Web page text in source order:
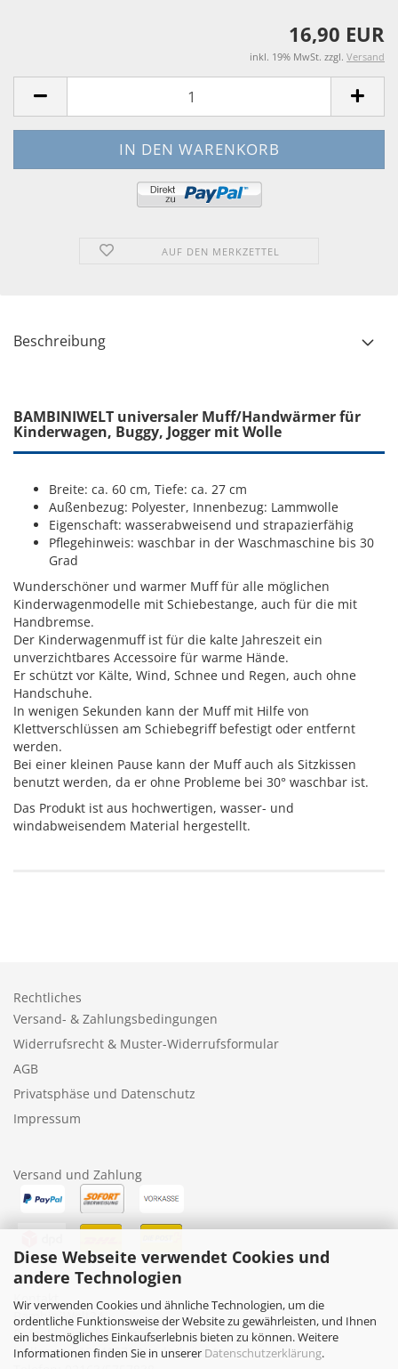
Diese Webseite verwendet Cookies und
andere Technologien
Wir verwenden Cookies und ähnliche Technologien, um die
ordentliche Funktionsweise der Website zu gewährleisten, und Ihnen
ein bestmögliches Einkaufserlebnis bieten zu können. Weitere
Informationen finden Sie in unserer Datenschutzerklärung.
16,90 EUR
inkl. 19% MwSt. zzgl. Versand
AUF DEN MERKZETTEL
Beschreibung
BAMBINIWELT universaler Muff/Handwärmer für
Kinderwagen, Buggy, Jogger mit Wolle
Breite: ca. 60 cm, Tiefe: ca. 27 cm
Außenbezug: Polyester, Innenbezug: Lammwolle
Eigenschaft: wasserabweisend und strapazierfähig
Pflegehinweis: waschbar in der Waschmaschine bis 30
Grad
Wunderschöner und warmer Muff für alle möglichen
Kinderwagenmodelle mit Schiebestange, auch für die mit
Handbremse.
Der Kinderwagenmuff ist für die kalte Jahreszeit ein
unverzichtbares Accessoire für warme Hände.
Er schützt vor Kälte, Wind, Schnee und Regen, auch ohne
Handschuhe.
In wenigen Sekunden kann der Muff mit Hilfe von
Klettverschlüssen am Schiebegriff befestigt oder entfernt
werden.
Bei einer kleinen Pause kann der Muff auch als Sitzkissen
benutzt werden, da er ohne Probleme bei 30° waschbar ist.
Das Produkt ist aus hochwertigen, wasser- und
windabweisendem Material hergestellt.
Rechtliches
Versand- & Zahlungsbedingungen
Widerrufsrecht & Muster-Widerrufsformular
AGB
Privatsphäse und Datenschutz
Impressum
Versand und Zahlung
Kontakt
BambiniWelt24
Rafael Kruczek-Küppers
Nollesweg 10, 41372 Niederkrüchten